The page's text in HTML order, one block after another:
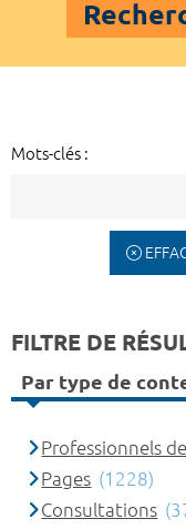
Mots-clés :
FILTRE DE
Par type de
Professionnels
Pages (1228)
Consultations